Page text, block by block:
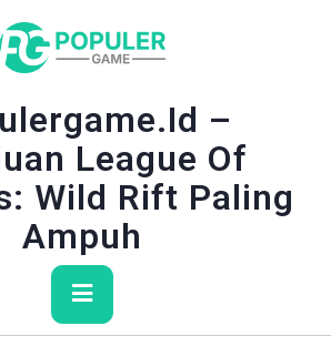
–
League Of
Wild Rift Paling
Ampuh
Primary
Menu